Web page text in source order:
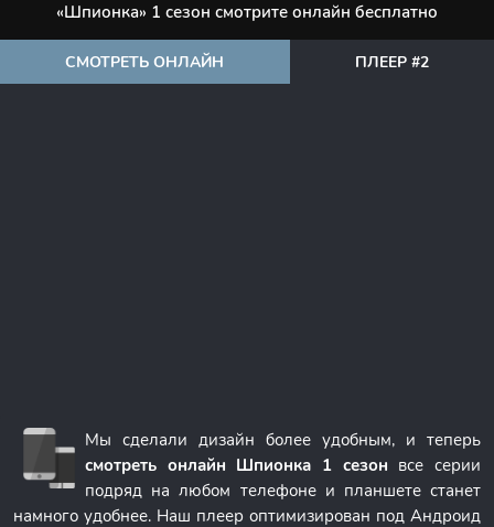
«Шпионка» 1 сезон смотрите онлайн бесплатно
СМОТРЕТЬ ОНЛАЙН ПЛЕЕР #2
Мы сделали дизайн более удобным, и теперь
смотреть онлайн Шпионка 1 сезон все серии
подряд на любом телефоне и планшете станет
намного удобнее. Наш плеер оптимизирован под Андроид